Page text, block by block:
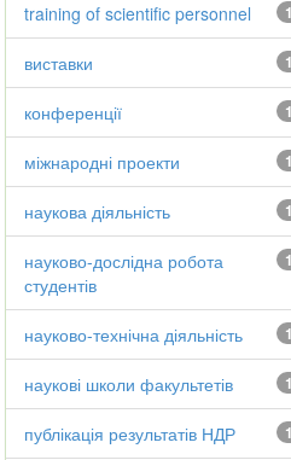
1
training of scientific personnel
1
виставки
1
конференції
1
міжнародні проекти
1
наукова діяльність
1
науково-дослідна робота
студентів
1
науково-технічна діяльність
1
наукові школи факультетів
1
публікація результатів НДР